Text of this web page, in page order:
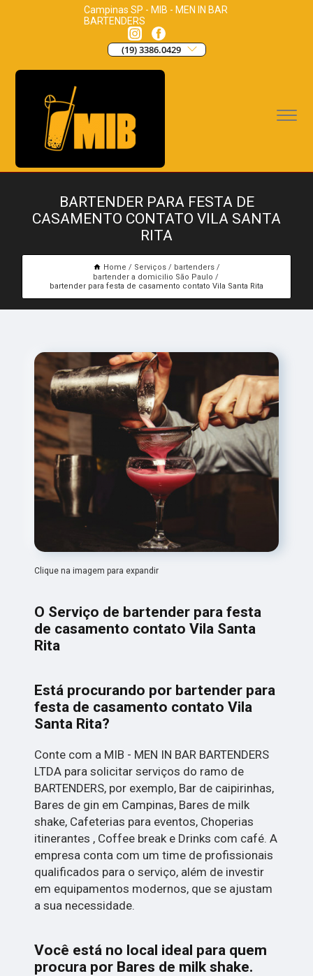
Campinas SP - MIB - MEN IN BAR
BARTENDERS
(19) 3386.0429
BARTENDER PARA FESTA DE
CASAMENTO CONTATO VILA SANTA
RITA
Home Serviços
bartenders
bartender a domicilio São Paulo
bartender para festa de casamento contato Vila Santa Rita
Clique na imagem para expandir
O Serviço de bartender para festa
de casamento contato Vila Santa
Rita
Está procurando por bartender para
festa de casamento contato Vila
Santa Rita?
Conte com a MIB - MEN IN BAR BARTENDERS
LTDA para solicitar serviços do ramo de
BARTENDERS, por exemplo, Bar de caipirinhas,
Bares de gin em Campinas, Bares de milk
shake, Cafeterias para eventos, Choperias
itinerantes , Coffee break e Drinks com café. A
empresa conta com um time de profissionais
qualificados para o serviço, além de investir
em equipamentos modernos, que se ajustam
a sua necessidade.
Você está no local ideal para quem
procura por Bares de milk shake.